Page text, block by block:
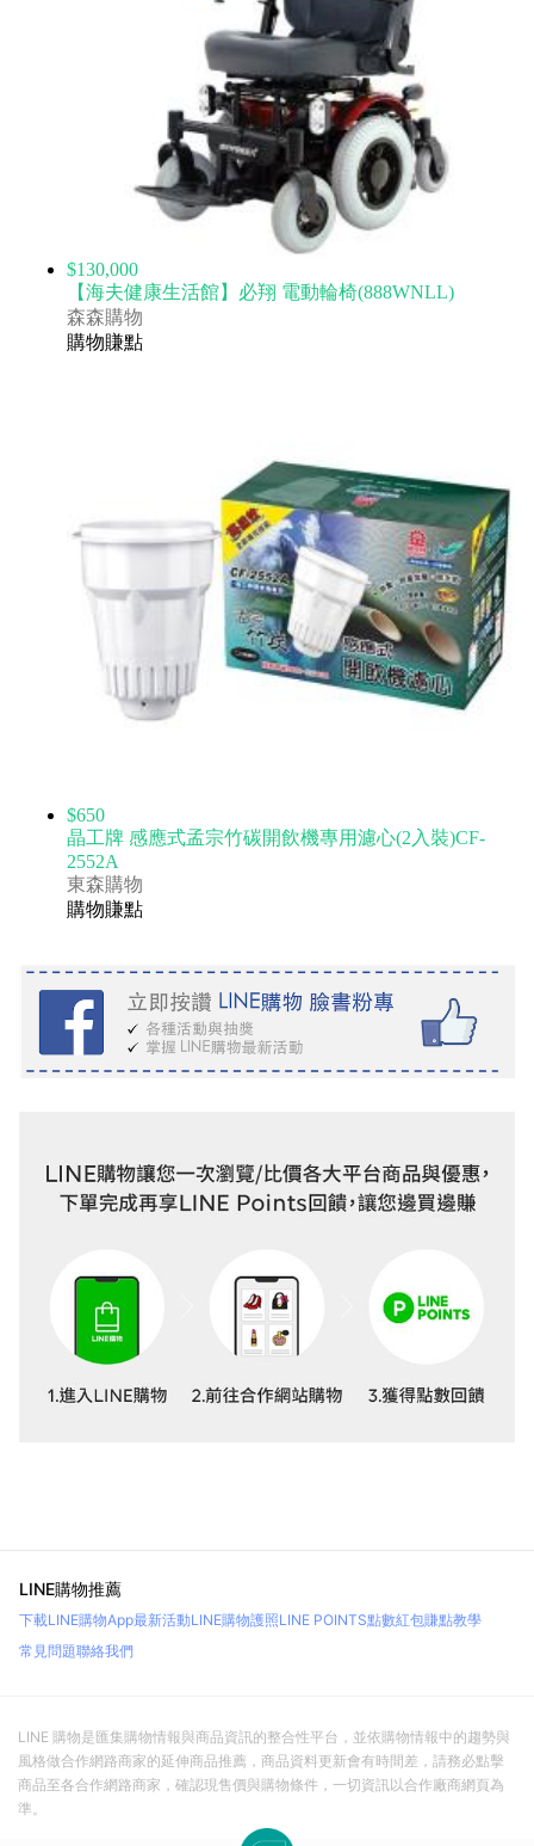
$130,000
【海夫健康生活館】必翔 電動輪椅(888WNLL)
森森購物
購物賺點
$650
晶工牌 感應式孟宗竹碳開飲機專用濾心(2入裝)CF-
2552A
東森購物
購物賺點
LINE購物推薦
下載LINE購物App最新活動LINE購物護照LINE POINTS點數紅包賺點教學
常見問題聯絡我們
LINE 購物是匯集購物情報與商品資訊的整合性平台，並依購物情報中的趨勢與
風格做合作網路商家的延伸商品推薦，商品資料更新會有時間差，請務必點擊
商品至各合作網路商家，確認現售價與購物條件，一切資訊以合作廠商網頁為
準。